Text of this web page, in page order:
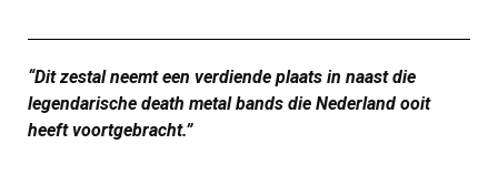
“Dit zestal neemt een verdiende plaats in naast die
legendarische death metal bands die Nederland ooit
heeft voortgebracht.”